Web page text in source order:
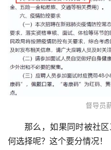
督导员
那么，如果同时被社
何选择呢？这个要分情况！